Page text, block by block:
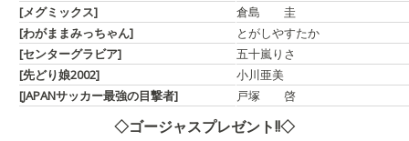
[メグミックス]
倉島 圭
[わがままみっちゃん]
とがしやすたか
[センターグラビア]
五十嵐りさ
[先どり娘2002]
小川亜美
[JAPANサッカー最強の目撃者]
戸塚 啓
◇ゴージャスプレゼント!!◇